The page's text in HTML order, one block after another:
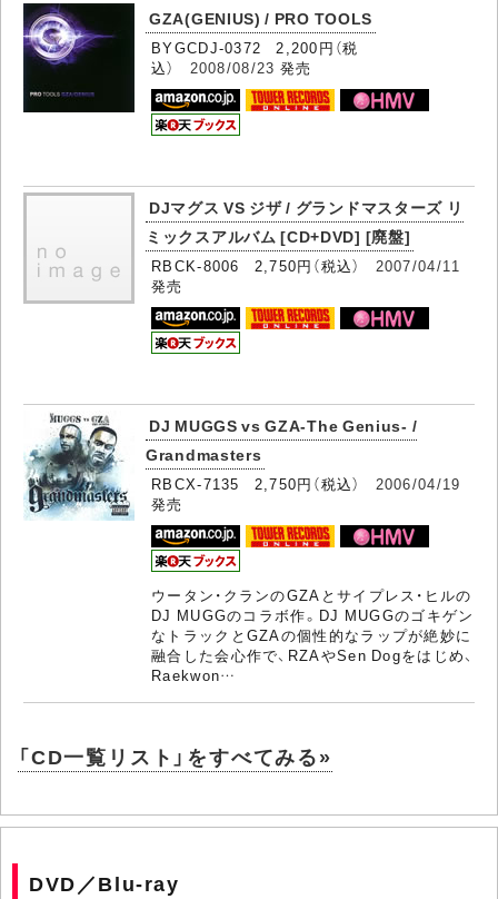
GZA(GENIUS) / PRO TOOLS
BYGCDJ-0372 2,200円（税
込） 2008/08/23 発売
DJマグス VS ジザ / グランドマスターズ リ
ミックスアルバム [CD+DVD] [廃盤]
RBCK-8006 2,750円（税込） 2007/04/11
発売
DJ MUGGS vs GZA-The Genius- /
Grandmasters
RBCX-7135 2,750円（税込） 2006/04/19
発売
ウータン・クランのGZAとサイプレス・ヒルの
DJ MUGGのコラボ作。DJ MUGGのゴキゲン
なトラックとGZAの個性的なラップが絶妙に
融合した会心作で、RZAやSen Dogをはじめ、
Raekwon…
「CD一覧リスト」をすべてみる»
DVD／Blu-ray